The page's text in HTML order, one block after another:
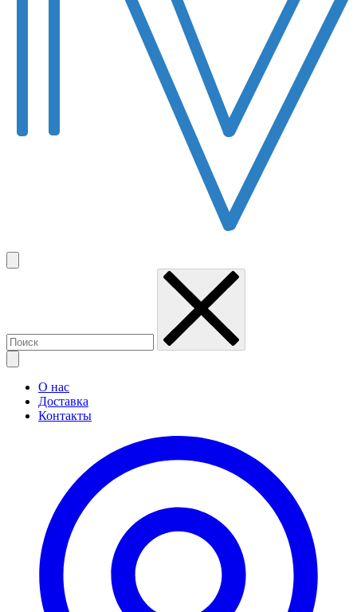
О нас
Доставка
Контакты